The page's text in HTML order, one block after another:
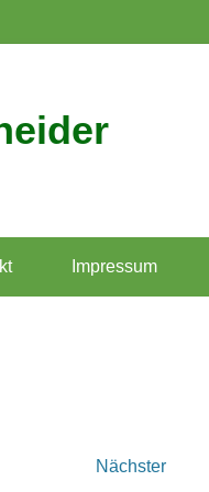
Impressum
Nächster